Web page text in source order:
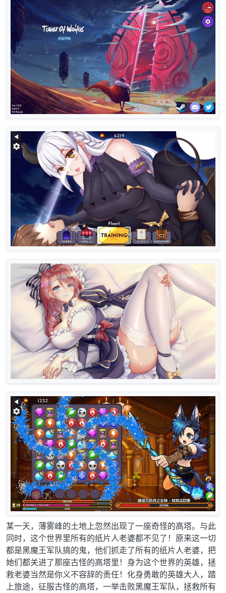
某一天，薄雾峰的土地上忽然出现了一座奇怪的高塔。与此
同时，这个世界里所有的纸片人老婆都不见了！原来这一切
都是黑魔王军队搞的鬼，他们抓走了所有的纸片人老婆，把
她们都关进了那座古怪的高塔里！身为这个世界的英雄，拯
救老婆当然是你义不容辞的责任！化身勇敢的英雄大人，踏
上旅途，征服古怪的高塔，一举击败黑魔王军队，拯救所有